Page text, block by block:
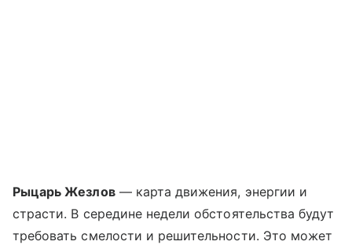
Рыцарь Жезлов— карта движения, энергии и
страсти. В середине недели обстоятельства будут
требовать смелости и решительности. Это может